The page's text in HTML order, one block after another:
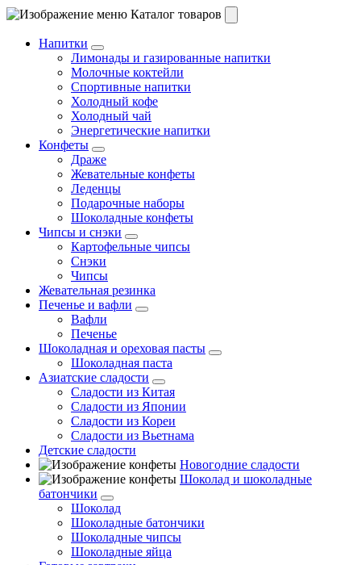
Каталог товаров
Напитки
Лимонады и газированные напитки
Молочные коктейли
Спортивные напитки
Холодный кофе
Холодный чай
Энергетические напитки
Конфеты
Драже
Жевательные конфеты
Леденцы
Подарочные наборы
Шоколадные конфеты
Чипсы и снэки
Картофельные чипсы
Снэки
Чипсы
Жевательная резинка
Печенье и вафли
Вафли
Печенье
Шоколадная и ореховая пасты
Шоколадная паста
Азиатские сладости
Сладости из Китая
Сладости из Японии
Сладости из Кореи
Сладости из Вьетнама
Детские сладости
Новогодние сладости
Шоколад и шоколадные
батончики
Шоколад
Шоколадные батончики
Шоколадные чипсы
Шоколадные яйца